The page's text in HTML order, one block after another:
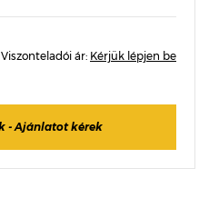
Viszonteladói ár: Kérjük lépjen be
- Ajánlatot kérek